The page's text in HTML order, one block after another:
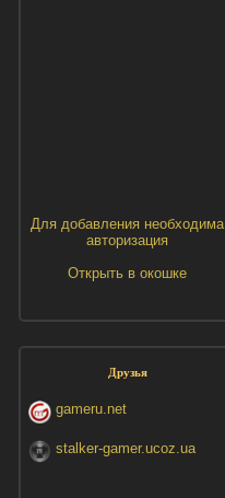
Для добавления необходима
авторизация
Открыть в окошке
Друзья
gameru.net
stalker-gamer.ucoz.ua